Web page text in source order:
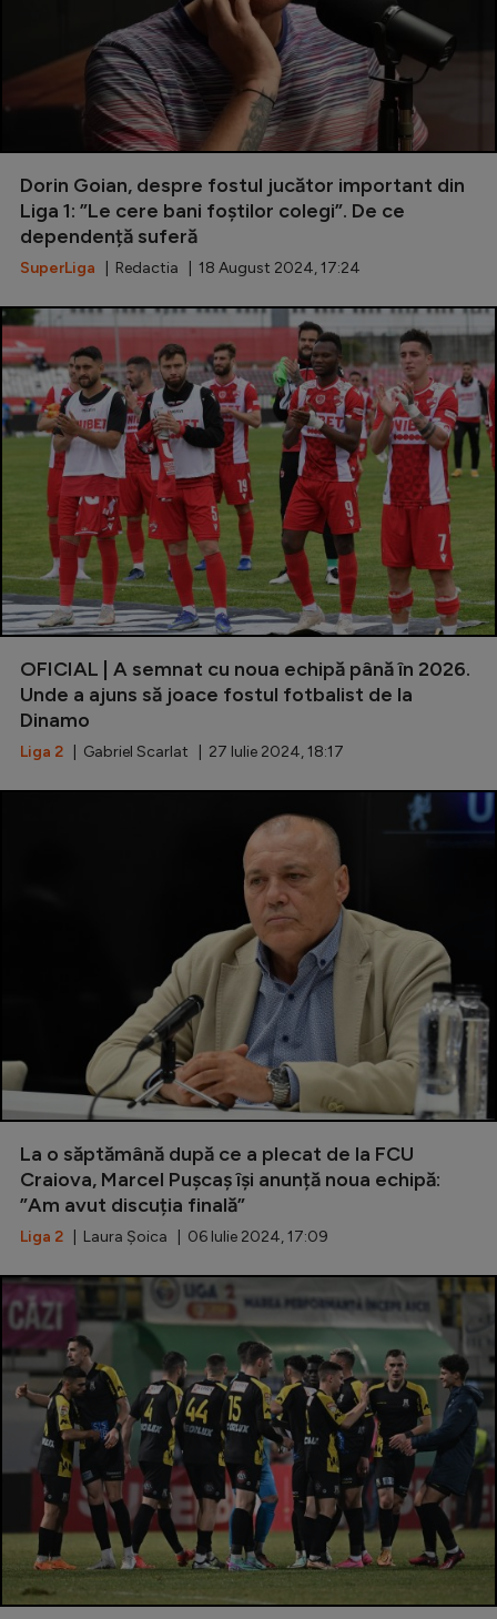
Dorin Goian, despre fostul jucător important din
Liga 1: ”Le cere bani foștilor colegi”. De ce
dependență suferă
SuperLiga | Redactia | 18 August 2024, 17:24
OFICIAL | A semnat cu noua echipă până în 2026.
Unde a ajuns să joace fostul fotbalist de la
Dinamo
Liga 2 | Gabriel Scarlat | 27 Iulie 2024, 18:17
La o săptămână după ce a plecat de la FCU
Craiova, Marcel Pușcaș își anunță noua echipă:
”Am avut discuția finală”
Liga 2 | Laura Șoica | 06 Iulie 2024, 17:09